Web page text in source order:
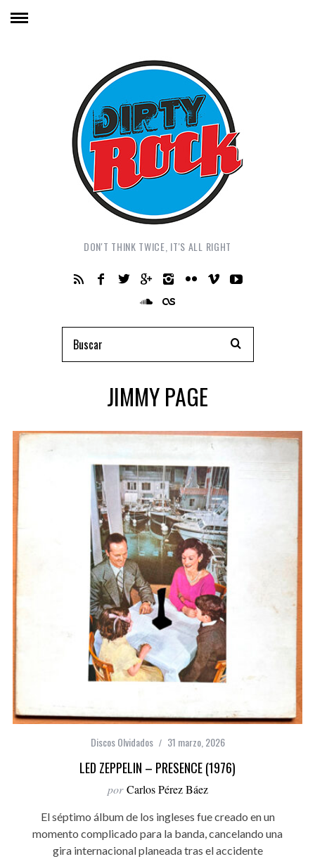
DON'T THINK TWICE, IT'S ALL RIGHT
JIMMY PAGE
Discos Olvidados 31 marzo, 2026
LED ZEPPELIN – PRESENCE (1976)
por Carlos Pérez Báez
El séptimo álbum de los ingleses fue creado en un
momento complicado para la banda, cancelando una
gira internacional planeada tras el accidente